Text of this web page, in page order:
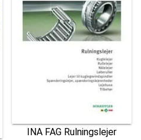
INA FAG Rulningslejer